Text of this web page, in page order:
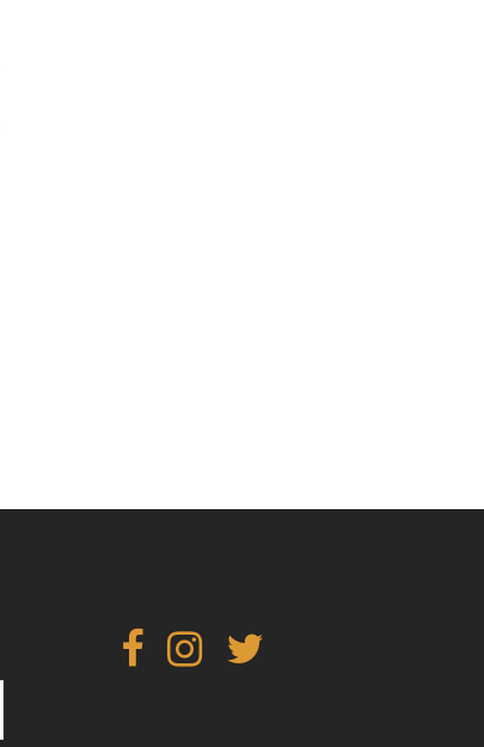
facebookinstagram